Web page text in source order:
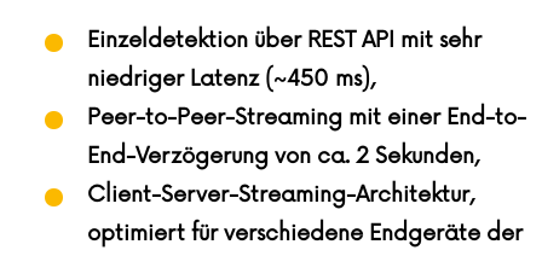
Einzeldetektion über REST API mit sehr
niedriger Latenz (~450 ms),
Peer-to-Peer-Streaming mit einer End-to-
End-Verzögerung von ca. 2 Sekunden,
Client-Server-Streaming-Architektur,
optimiert für verschiedene Endgeräte der